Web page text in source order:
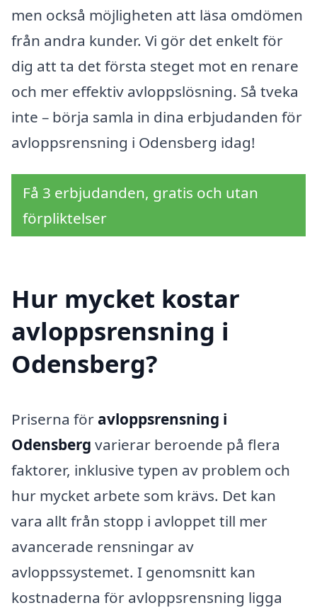
men också möjligheten att läsa omdömen
från andra kunder. Vi gör det enkelt för
dig att ta det första steget mot en renare
och mer effektiv avloppslösning. Så tveka
inte – börja samla in dina erbjudanden för
avloppsrensning i Odensberg idag!
Få 3 erbjudanden, gratis och utan
förpliktelser
Hur mycket kostar
avloppsrensning i
Odensberg?
Priserna för avloppsrensning i
Odensberg varierar beroende på flera
faktorer, inklusive typen av problem och
hur mycket arbete som krävs. Det kan
vara allt från stopp i avloppet till mer
avancerade rensningar av
avloppssystemet. I genomsnitt kan
kostnaderna för avloppsrensning ligga